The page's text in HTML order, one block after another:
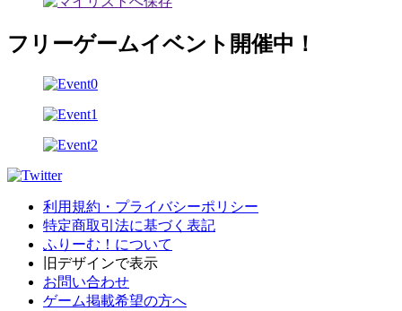
フリーゲームイベント開催中！
利用規約・プライバシーポリシー
特定商取引法に基づく表記
ふりーむ！について
旧デザインで表示
お問い合わせ
ゲーム掲載希望の方へ